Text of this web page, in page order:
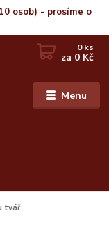
osob) - prosíme o
Menu
0ks
za 0 Kč
tvář